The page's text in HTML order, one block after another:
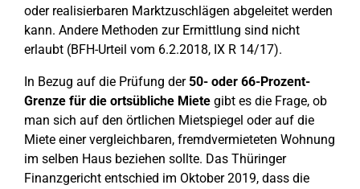
oder realisierbaren Marktzuschlägen abgeleitet werden
kann. Andere Methoden zur Ermittlung sind nicht
erlaubt (BFH-Urteil vom 6.2.2018, IX R 14/17).
In Bezug auf die Prüfung der50- oder 66-Prozent-
Grenze für die ortsübliche Miete gibt es die Frage, ob
man sich auf den örtlichen Mietspiegel oder auf die
Miete einer vergleichbaren, fremdvermieteten Wohnung
im selben Haus beziehen sollte. Das Thüringer
Finanzgericht entschied im Oktober 2019, dass die